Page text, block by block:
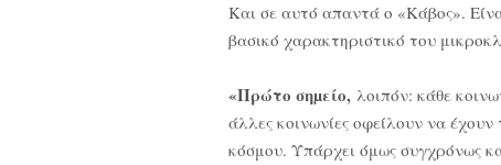
Και σε αυτό απαντά ο «Κάβος».
βασικό χαρακτηριστικό του
«Πρώτο σηµείο, λοιπόν: κάθε
άλλες κοινωνίες οφείλουν να
κόσμου. Υπάρχει όμως συγχρόνως